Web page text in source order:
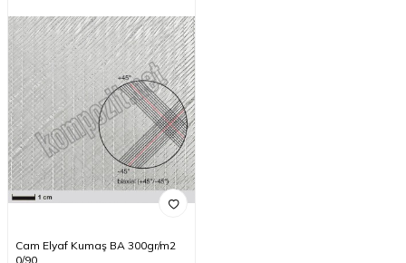
Cam Elyaf Kumaş BA 300gr/m2
0/90